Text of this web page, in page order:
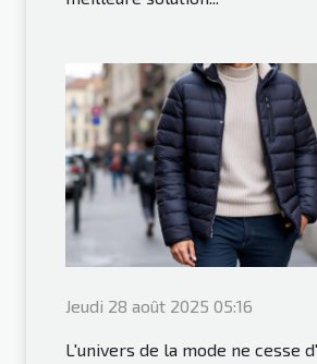
Jeudi 28 août 2025 05:16
L'univers de la mode ne cesse